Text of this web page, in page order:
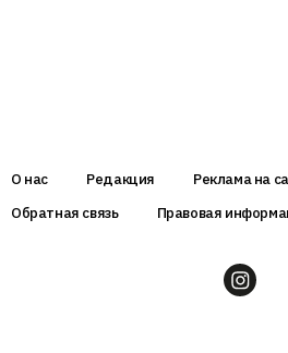
О нас Редакция
Реклама на
Обратная связь
Правовая